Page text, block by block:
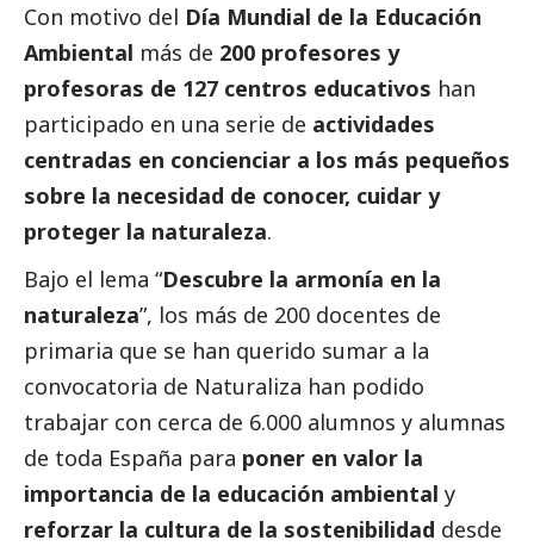
Con motivo del Día Mundial de la Educación
Ambiental más de 200 profesores y
profesoras de 127 centros educativos han
participado en una serie de actividades
centradas en concienciar a los más pequeños
sobre la necesidad de conocer, cuidar y
proteger la naturaleza.
Bajo el lema “Descubre la armonía en la
naturaleza”, los más de 200 docentes de
primaria que se han querido sumar a la
convocatoria de Naturaliza han podido
trabajar con cerca de 6.000 alumnos y alumnas
de toda España para poner en valor la
importancia de la educación ambiental y
reforzar la cultura de la sostenibilidad desde